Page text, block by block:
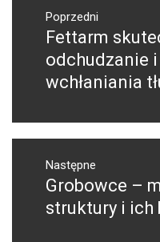
wpisuPoprzedni
Poprzedni
wpis:
Fettarm
odchudzanie
wchłaniania
Następne
Następny
post:
Grobowce –
struktury i ich